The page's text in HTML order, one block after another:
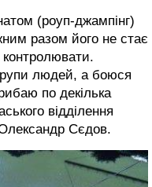
(роуп-джампінг)
разом його не стає
людей, а боюся
по декілька
відділення
Сєдов.